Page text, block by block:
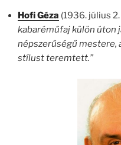
Hofi Géza (1936. július
kabaréműfaj külön úton
népszerűségű mestere,
stílust teremtett.”